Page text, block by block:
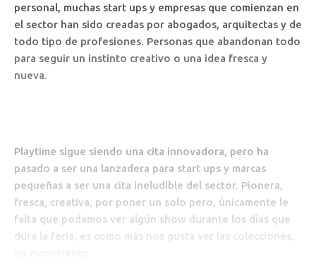
personal, muchas start ups y empresas que comienzan en
el sector han sido creadas por abogados, arquitectas y de
todo tipo de profesiones. Personas que abandonan todo
para seguir un instinto creativo o una idea fresca y
nueva.
Playtime sigue siendo una cita innovadora, pero ha
pasado a ser una lanzadera para start ups y marcas
pequeñas a ser una cita ineludible del sector. Pionera,
fresca, creativa, por poner un solo pero, únicamente le
falta que podamos ver algún show durante los días que
dura la feria, es como más nos gusta ver las colecciones,